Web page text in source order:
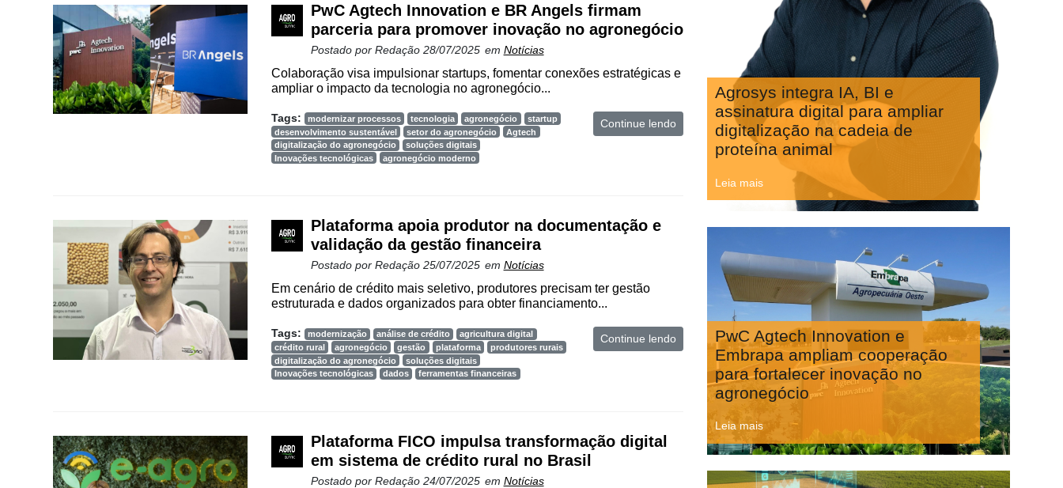
Destaque
PwC Agtech Innovation e BR Angels firmam
parceria para promover inovação no agronegócio
Postado por Redação 28/07/2025 em Notícias
Colaboração visa impulsionar startups, fomentar conexões estratégicas e
ampliar o impacto da tecnologia no agronegócio...
Tags: modernizar processos tecnologia agronegócio
startup
desenvolvimento sustentável
setor do agronegócio
Agtech
digitalização do agronegócio
soluções digitais
Inovações tecnológicas
agronegócio moderno
Continue lendo
Plataforma apoia produtor na documentação e
validação da gestão financeira
Postado por Redação 25/07/2025 em Notícias
Em cenário de crédito mais seletivo, produtores precisam ter gestão
estruturada e dados organizados para obter financiamento...
Tags: modernização análise de crédito
agricultura digital
crédito rural
agronegócio gestão plataforma
produtores rurais
digitalização do agronegócio
soluções digitais
Inovações tecnológicas
dados ferramentas financeiras
Continue lendo
Plataforma FICO impulsa transformação digital
em sistema de crédito rural no Brasil
Postado por Redação 24/07/2025 em Notícias
Agrosys integra IA, BI e
assinatura digital para ampliar
digitalização na cadeia de
proteína animal
Leia mais
PwC Agtech Innovation e
Embrapa ampliam cooperação
para fortalecer inovação no
agronegócio
Leia mais